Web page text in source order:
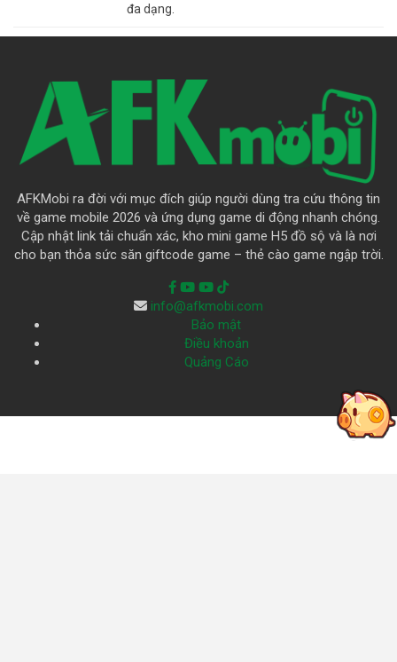
đa dạng.
AFKMobi ra đời với mục đích giúp người dùng tra cứu thông tin
về game mobile 2026 và ứng dụng game di động nhanh chóng.
Cập nhật link tải chuẩn xác, kho mini game H5 đồ sộ và là nơi
cho bạn thỏa sức săn giftcode game – thẻ cào game ngập trời.
info@afkmobi.com
Bảo mật
Điều khoản
Quảng Cáo